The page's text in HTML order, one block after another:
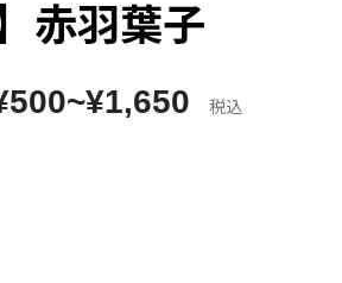
赤羽葉子
税込